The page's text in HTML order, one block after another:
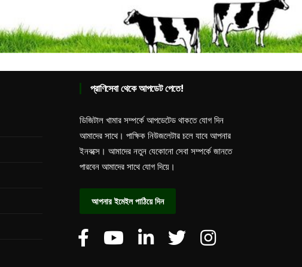
প্রাণিসেবা থেকে আপডেট পেতে!
ডিজিটাল খামার সম্পর্কে আপডেটেড থাকতে যোগ দিন
আমাদের সাথে। পাক্ষিক নিউজলেটার চলে যাবে আপনার
ইনবক্সে। আমাদের নতুন যেকোনো সেবা সম্পর্কে জানতে
পারবেন আমাদের সাথে যোগ দিয়ে।
আপনার ইমেইল পাঠিয়ে দিন